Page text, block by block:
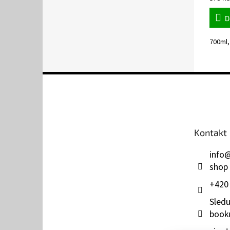
cena:
Kontakt
info
shop